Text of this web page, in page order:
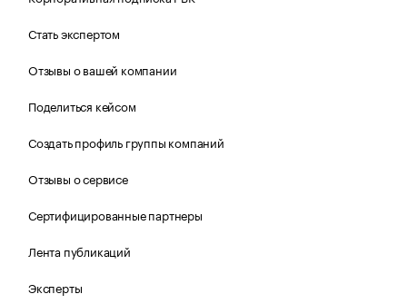
Стать экспертом
Отзывы о вашей компании
Поделиться кейсом
Создать профиль группы компаний
Отзывы о сервисе
Сертифицированные партнеры
Лента публикаций
Эксперты